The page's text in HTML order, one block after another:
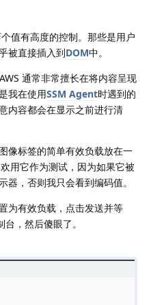
值有高度的控制。那些是用户
被直接插入到DOM中。
AWS 通常非常擅长在将内容呈现
我在使用SSM Agent时遇到的
内容都会在显示之前进行清
像标签的简单有效负载放在一
用它作为测试，因为如果它被
，否则我只会看到编码值。
为有效负载，点击发送并等
，然后傻眼了。